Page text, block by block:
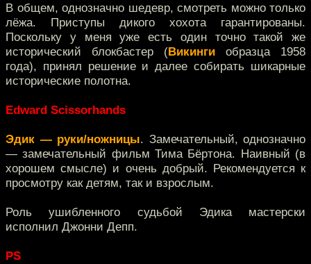
В общем, однозначно шедевр, смотреть можно только
лёжа. Приступы дикого хохота гарантированы.
Поскольку у меня уже есть один точно такой же
исторический блокбастер (Викинги образца 1958
года), принял решение и далее собирать шикарные
исторические полотна.
Edward Scissorhands
Эдик — руки/ножницы. Замечательный, однозначно
— замечательный фильм Тима Бёртона. Наивный (в
хорошем смысле) и очень добрый. Рекомендуется к
просмотру как детям, так и взрослым.
Роль ушибленного судьбой Эдика мастерски
исполнил Джонни Депп.
PS